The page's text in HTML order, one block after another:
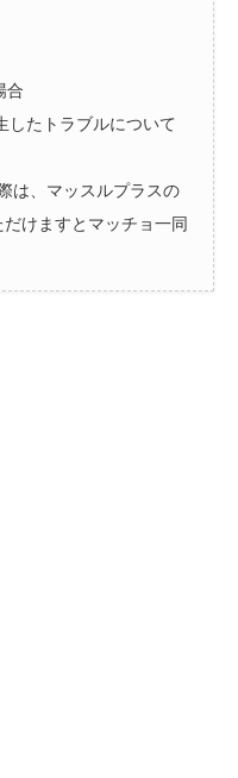
合
したトラブルについて
は、マッスルプラスの
けますとマッチョ一同